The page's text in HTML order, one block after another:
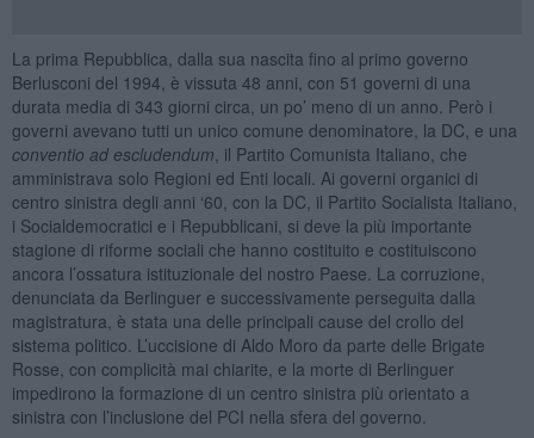
La prima Repubblica, dalla sua nascita fino al primo governo
Berlusconi del 1994, è vissuta 48 anni, con 51 governi di una
durata media di 343 giorni circa, un po’ meno di un anno. Però i
governi avevano tutti un unico comune denominatore, la DC, e una
conventio ad escludendum , il Partito Comunista Italiano, che
amministrava solo Regioni ed Enti locali. Ai governi organici di
centro sinistra degli anni ‘60, con la DC, il Partito Socialista Italiano,
i Socialdemocratici e i Repubblicani, si deve la più importante
stagione di riforme sociali che hanno costituito e costituiscono
ancora l’ossatura istituzionale del nostro Paese. La corruzione,
denunciata da Berlinguer e successivamente perseguita dalla
magistratura, è stata una delle principali cause del crollo del
sistema politico. L’uccisione di Aldo Moro da parte delle Brigate
Rosse, con complicità mai chiarite, e la morte di Berlinguer
impedirono la formazione di un centro sinistra più orientato a
sinistra con l’inclusione del PCI nella sfera del governo.